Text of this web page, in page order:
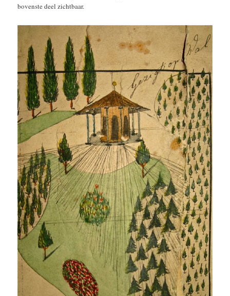
bovenste deel zichtbaar.